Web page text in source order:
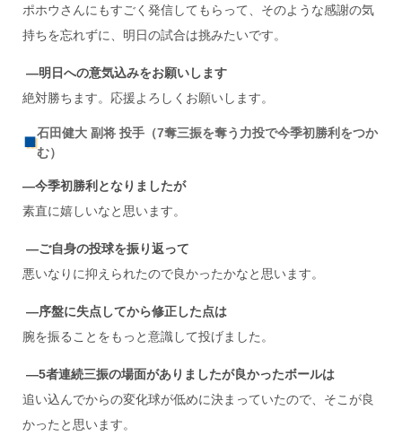
ポホウさんにもすごく発信してもらって、そのような感謝の気
持ちを忘れずに、明日の試合は挑みたいです。
―明日への意気込みをお願いします
絶対勝ちます。応援よろしくお願いします。
石田健大 副将 投手（7奪三振を奪う力投で今季初勝利をつか
む）
―今季初勝利となりましたが
素直に嬉しいなと思います。
―ご自身の投球を振り返って
悪いなりに抑えられたので良かったかなと思います。
―序盤に失点してから修正した点は
腕を振ることをもっと意識して投げました。
―5者連続三振の場面がありましたが良かったボールは
追い込んでからの変化球が低めに決まっていたので、そこが良
かったと思います。